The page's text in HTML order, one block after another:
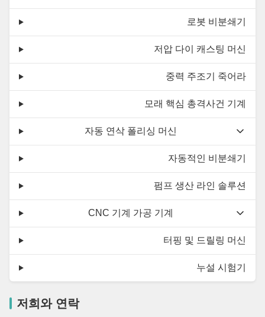
로봇 비분쇄기
저압 다이 캐스팅 머신
중력 주조기 죽어라
모래 핵심 총격사건 기계
자동 연삭 폴리싱 머신
자동적인 비분쇄기
펌프 생산 라인 솔루션
CNC 기계 가공 기계
터핑 및 드릴링 머신
누설 시험기
저희와 연락